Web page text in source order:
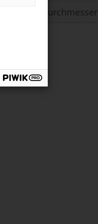
Werkzeugdurchmesser